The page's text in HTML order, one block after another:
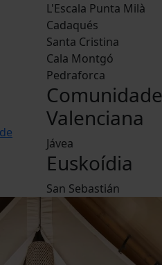
L'Escala Punta Milà
Cadaqués
Santa Cristina
Cala Montgó
Pedraforca
Comunidade
Valenciana
Jávea
Euskoídia
San Sebastián